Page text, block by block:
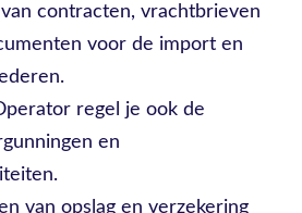
contracten, vrachtbrieven
voor de import en
regel je ook de
en
van opslag en verzekering